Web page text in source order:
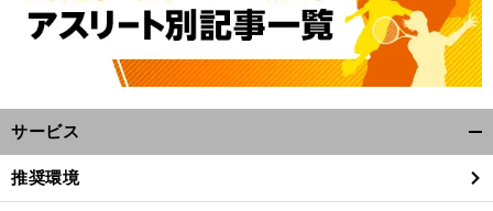
サービス
閉
推奨環境